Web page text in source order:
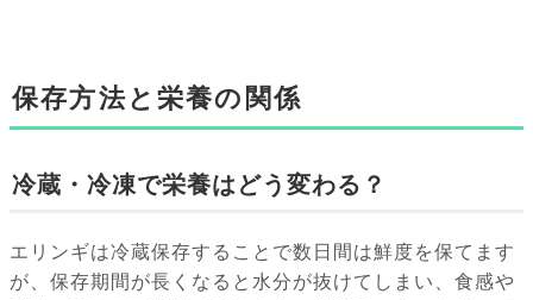
保存方法と栄養の関係
冷蔵・冷凍で栄養はどう変わる？
エリンギは冷蔵保存することで数日間は鮮度を保てます
が、保存期間が長くなると水分が抜けてしまい、食感や